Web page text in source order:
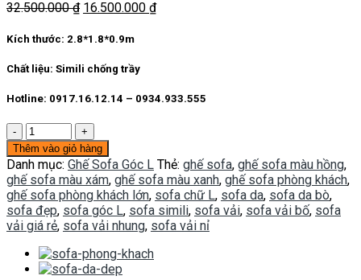
32.500.000₫ Giá
là:
16.500.000 ₫Giá
Kích thước: 2.8*1.8*0.9m
Chất liệu: Simili chống trầy
Hotline: 0917.16.12.14 – 0934.933.555
Sofa
góc
SFG011
số
lượng
Thêm vào giỏ hàng
Danh mục: Ghế Sofa Góc L Thẻ: ghế sofa, ghế sofa màu hồng,
ghế sofa màu xám, ghế sofa màu xanh, ghế sofa phòng khách,
ghế sofa phòng khách lớn, sofa chữ L, sofa da, sofa da bò,
sofa đẹp, sofa góc L, sofa simili, sofa vải, sofa vải bố, sofa
vải giá rẻ, sofa vải nhung, sofa vải nỉ